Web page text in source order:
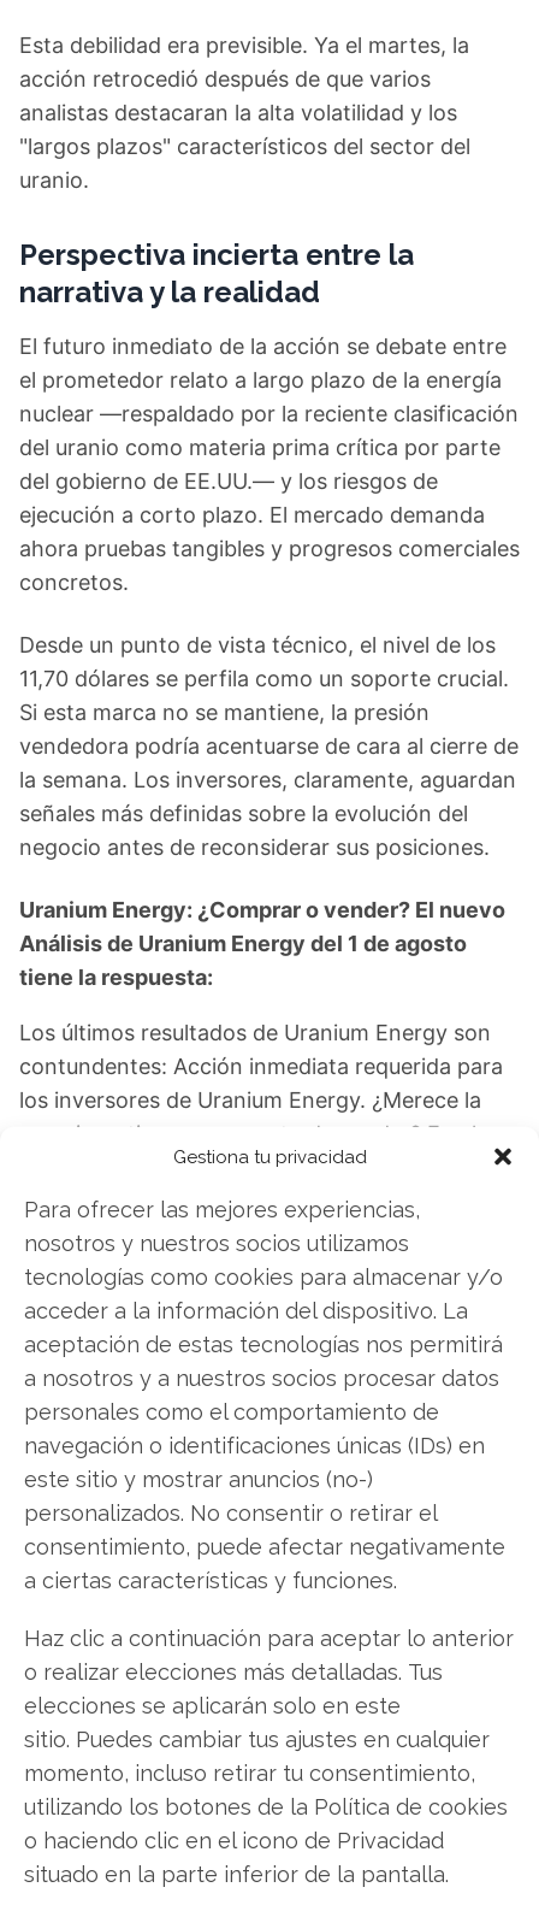
Gestiona tu privacidad
Para ofrecer las mejores experiencias,
nosotros y nuestros socios utilizamos
tecnologías como cookies para almacenar y/o
acceder a la información del dispositivo. La
aceptación de estas tecnologías nos permitirá
a nosotros y a nuestros socios procesar datos
personales como el comportamiento de
navegación o identificaciones únicas (IDs) en
este sitio y mostrar anuncios (no-)
personalizados. No consentir o retirar el
consentimiento, puede afectar negativamente
a ciertas características y funciones.
Haz clic a continuación para aceptar lo anterior
o realizar elecciones más detalladas. Tus
elecciones se aplicarán solo en este
sitio. Puedes cambiar tus ajustes en cualquier
momento, incluso retirar tu consentimiento,
utilizando los botones de la Política de cookies
o haciendo clic en el icono de Privacidad
situado en la parte inferior de la pantalla.
Esta debilidad era previsible. Ya el martes, la
acción retrocedió después de que varios
analistas destacaran la alta volatilidad y los
"largos plazos" característicos del sector del
uranio.
Perspectiva incierta entre la
narrativa y la realidad
El futuro inmediato de la acción se debate entre
el prometedor relato a largo plazo de la energía
nuclear —respaldado por la reciente clasificación
del uranio como materia prima crítica por parte
del gobierno de EE.UU.— y los riesgos de
ejecución a corto plazo. El mercado demanda
ahora pruebas tangibles y progresos comerciales
concretos.
Desde un punto de vista técnico, el nivel de los
11,70 dólares se perfila como un soporte crucial.
Si esta marca no se mantiene, la presión
vendedora podría acentuarse de cara al cierre de
la semana. Los inversores, claramente, aguardan
señales más definidas sobre la evolución del
negocio antes de reconsiderar sus posiciones.
Uranium Energy: ¿Comprar o vender? El nuevo
Análisis de Uranium Energy del 1 de agosto
tiene la respuesta:
Los últimos resultados de Uranium Energy son
contundentes: Acción inmediata requerida para
los inversores de Uranium Energy. ¿Merece la
pena invertir o es momento de vender? En el
Análisis gratuito actual del 1 de agosto
descubrirá exactamente qué hacer.
Uranium Energy: ¿Comprar o vender?
aquí!
Uranium Energy
Compartir este artículo
Facebook
LinkedIn
Copiar enlace